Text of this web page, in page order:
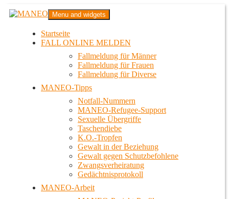
Zum
InhaltMANEO
Das schwule Anti-Gewalt-Projekt in Berlin
Menu and widgets
Startseite
FALL ONLINE MELDEN
Fallmeldung für Männer
Fallmeldung für Frauen
Fallmeldung für Diverse
MANEO-Tipps
Notfall-Nummern
MANEO-Refugee-Support
Sexuelle Übergriffe
Taschendiebe
K.O.-Tropfen
Gewalt in der Beziehung
Gewalt gegen Schutzbefohlene
Zwangsverheiratung
Gedächtnisprotokoll
MANEO-Arbeit